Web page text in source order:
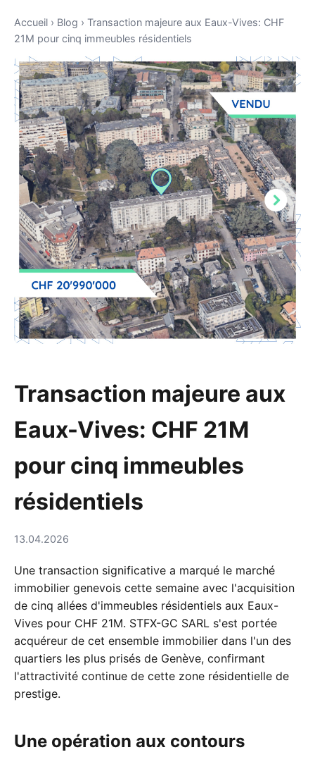
Accueil › Blog › Transaction majeure aux Eaux-Vives: CHF
21M pour cinq immeubles résidentiels
Transaction majeure aux
Eaux-Vives: CHF 21M
pour cinq immeubles
résidentiels
13.04.2026
Une transaction significative a marqué le marché
immobilier genevois cette semaine avec l'acquisition
de cinq allées d'immeubles résidentiels aux Eaux-
Vives pour CHF 21M. STFX-GC SARL s'est portée
acquéreur de cet ensemble immobilier dans l'un des
quartiers les plus prisés de Genève, confirmant
l'attractivité continue de cette zone résidentielle de
prestige.
Une opération aux contours